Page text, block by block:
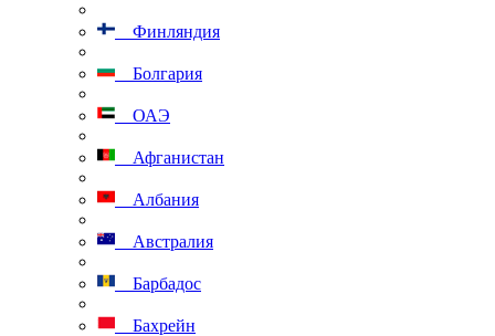
Финляндия
Болгария
ОАЭ
Афганистан
Албания
Австралия
Барбадос
Бахрейн